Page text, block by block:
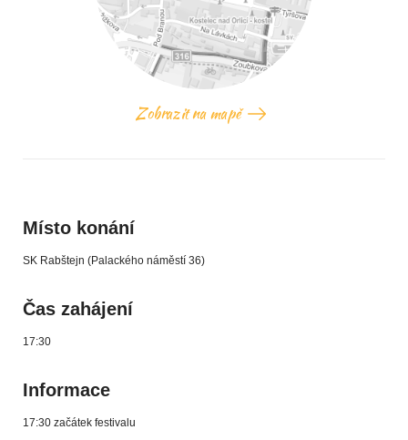
Zobrazit na mapě
Místo konání
SK Rabštejn (Palackého náměstí 36)
Čas zahájení
17:30
Informace
17:30 začátek festivalu